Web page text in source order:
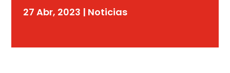
27 Abr, 2023 | Noticias